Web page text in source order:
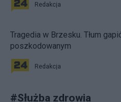
Redakcja
Tragedia w Brzesku. Tłum
poszkodowanym
Redakcja
#Służba zdrowia